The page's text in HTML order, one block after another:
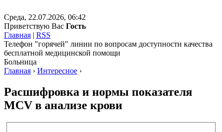
Среда, 22.07.2026, 06:42
Приветствую Вас Гость
Главная | RSS
Телефон "горячей" линии по вопросам доступности качества
бесплатной медицинской помощи
Больница
Главная › Интересное ›
Расшифровка и нормы показателя
MCV в анализе крови